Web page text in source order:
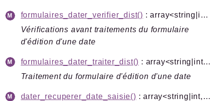
formulaires_dater_verifier_dist()
: array<string|int, mixed>
Vérifications avant traitements du formulaire
d'édition d'une date
formulaires_dater_traiter_dist()
: array<string|int, mixed>
Traitement du formulaire d'édition d'une date
dater_recuperer_date_saisie()
: array<string|int, mixed>|string